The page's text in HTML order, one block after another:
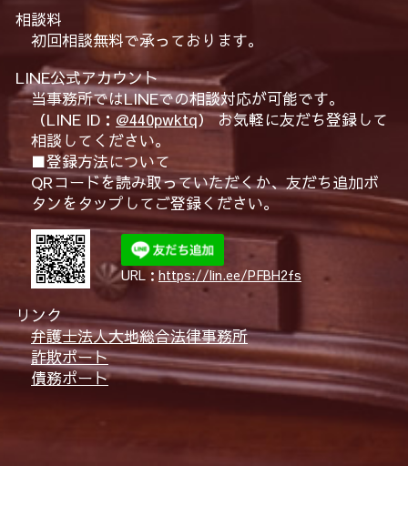
相談料
初回相談無料で承っております。
LINE公式アカウント
当事務所ではLINEでの相談対応が可能です。
（LINE ID： @440pwktq） お気軽に友だち登録して
相談してください。
■登録方法について
QRコードを読み取っていただくか、友だち追加ボ
タンをタップしてご登録ください。
URL： https://lin.ee/PFBH2fs
リンク
弁護士法人大地総合法律事務所
詐欺ポート
債務ポート